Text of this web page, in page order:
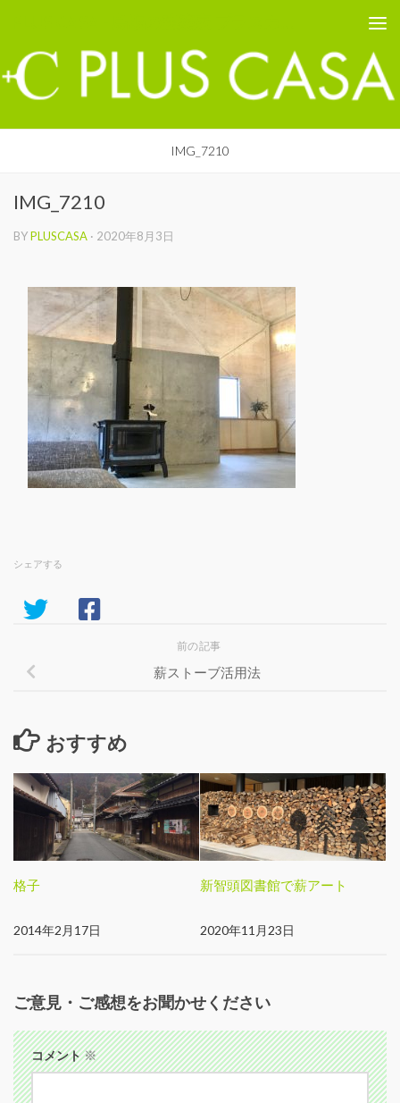
IMG_7210
IMG_7210
BYPLUSCASA · 2020年8月3日
シェアする
前の記事
薪ストーブ活用法
おすすめ
格子
2014年2月17日
新智頭図書館で薪アート
2020年11月23日
ご意見・ご感想をお聞かせください
コメント※